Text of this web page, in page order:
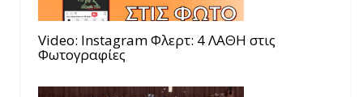
Video: Instagram Φλερτ: 4 ΛΑΘΗ στις
Φωτογραφίες